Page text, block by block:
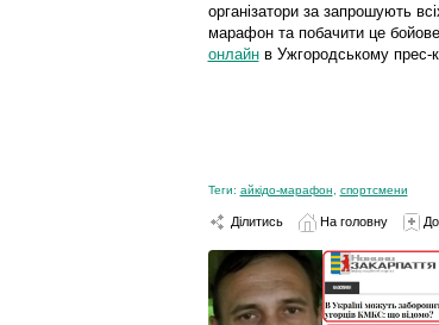
організатори за запрошують
марафон та побачити це
онлайнв Ужгородському прес-
Теги: айкідо-марафон спортсмени
Ділитись На головну